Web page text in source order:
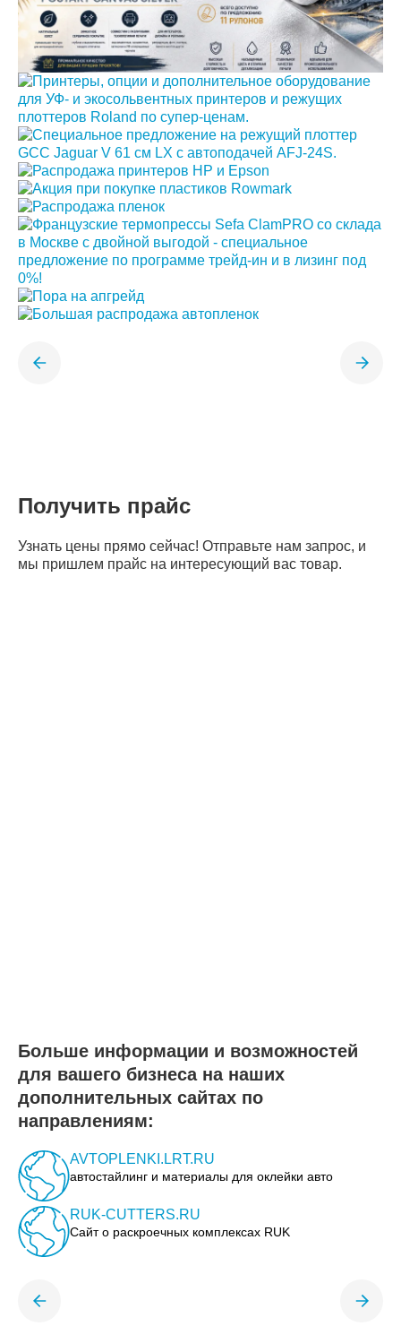
Получить прайс
Узнать цены прямо сейчас! Отправьте нам запрос, и
мы пришлем прайс на интересующий вас товар.
Больше информации и возможностей
для вашего бизнеса на наших
дополнительных сайтах по
направлениям:
AVTOPLENKI.LRT.RU
автостайлинг и материалы для оклейки авто
RUK-CUTTERS.RU
Сайт о раскроечных комплексах RUK